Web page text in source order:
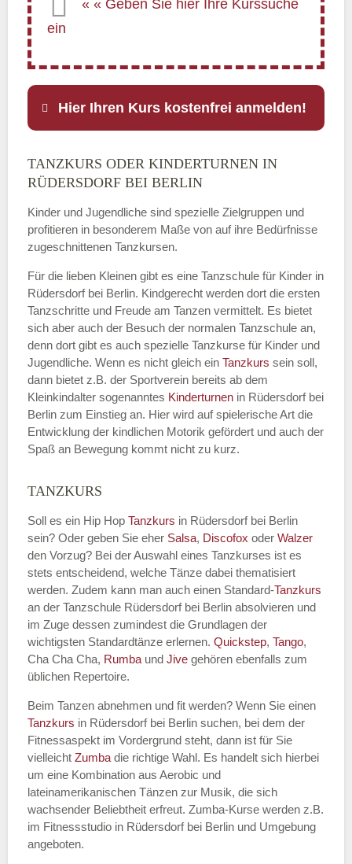
Hier Ihren Kurs kostenfrei anmelden!
Name*
E-Mail*
Name der Tanzschule
Kontakt E-Mail
Name des Tanzkurs
Tanzart*
TANZKURS ODER KINDERTURNEN IN
RÜDERSDORF BEI BERLIN
Kinder und Jugendliche sind spezielle Zielgruppen und
profitieren in besonderem Maße von auf ihre Bedürfnisse
zugeschnittenen Tanzkursen.
Für die lieben Kleinen gibt es eine Tanzschule für Kinder in
Rüdersdorf bei Berlin. Kindgerecht werden dort die ersten
Tanzschritte und Freude am Tanzen vermittelt. Es bietet
sich aber auch der Besuch der normalen Tanzschule an,
denn dort gibt es auch spezielle Tanzkurse für Kinder und
Jugendliche. Wenn es nicht gleich ein Tanzkurs sein soll,
dann bietet z.B. der Sportverein bereits ab dem
Kleinkindalter sogenanntes Kinderturnen in Rüdersdorf bei
Berlin zum Einstieg an. Hier wird auf spielerische Art die
Entwicklung der kindlichen Motorik gefördert und auch der
Spaß an Bewegung kommt nicht zu kurz.
TANZKURS
Soll es ein Hip Hop Tanzkurs in Rüdersdorf bei Berlin
sein? Oder geben Sie eher Salsa, Discofox oder Walzer
den Vorzug? Bei der Auswahl eines Tanzkurses ist es
stets entscheidend, welche Tänze dabei thematisiert
werden. Zudem kann man auch einen Standard-Tanzkurs
an der Tanzschule Rüdersdorf bei Berlin absolvieren und
im Zuge dessen zumindest die Grundlagen der
wichtigsten Standardtänze erlernen. Quickstep, Tango,
Cha Cha Cha, Rumba und Jive gehören ebenfalls zum
üblichen Repertoire.
Beim Tanzen abnehmen und fit werden? Wenn Sie einen
Tanzkurs in Rüdersdorf bei Berlin suchen, bei dem der
Fitnessaspekt im Vordergrund steht, dann ist für Sie
vielleicht Zumba die richtige Wahl. Es handelt sich hierbei
um eine Kombination aus Aerobic und
lateinamerikanischen Tänzen zur Musik, die sich
wachsender Beliebtheit erfreut. Zumba-Kurse werden z.B.
im Fitnessstudio in Rüdersdorf bei Berlin und Umgebung
angeboten.